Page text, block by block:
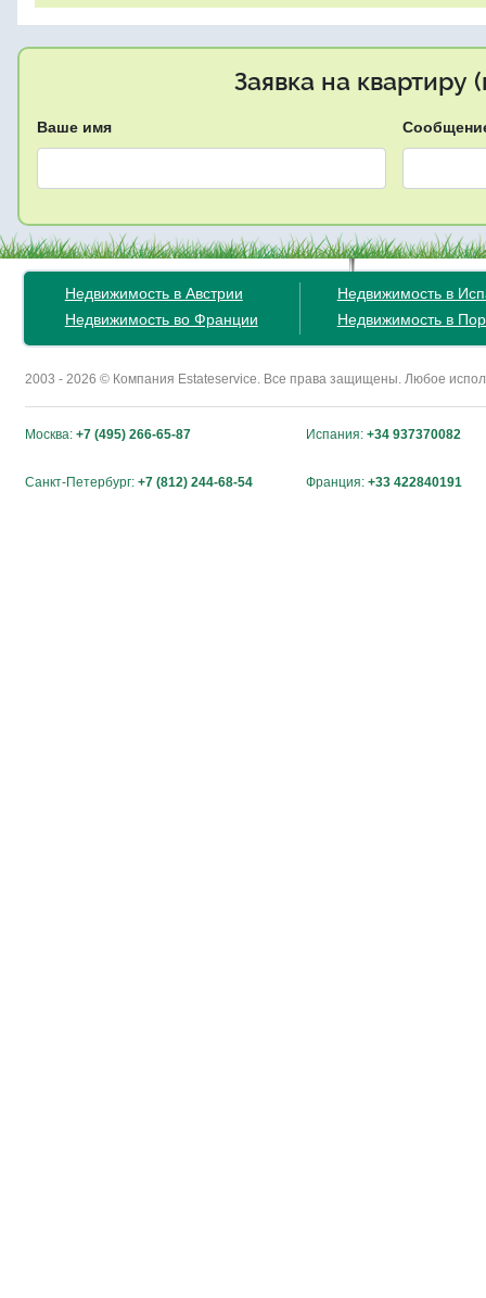
Заявка на квартиру
Ваше имя
Недвижимость в Австрии
Недвижимость во Франции
Недвижимость в
Недвижимость в
2003 - 2026 © Компания Estateservice. Все права защищены. Любое
Москва: +7 (495) 266-65-87 Испания: +34 937370082
Санкт-Петербург: +7 (812) 244-68-54 Франция: +33 422840191